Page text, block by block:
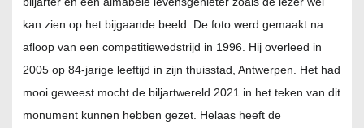
kan zien op het bijgaande beeld. De foto werd gemaakt na
afloop van een competitiewedstrijd in 1996. Hij overleed in
2005 op 84-jarige leeftijd in zijn thuisstad, Antwerpen. Het had
mooi geweest mocht de biljartwereld 2021 in het teken van dit
monument kunnen hebben gezet. Helaas heeft de